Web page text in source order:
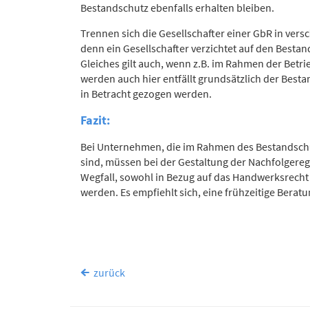
Bestandschutz ebenfalls erhalten bleiben.
Trennen sich die Gesellschafter einer GbR in
denn ein Gesellschafter verzichtet auf den
Gleiches gilt auch, wenn z.B. im Rahmen der
werden auch hier entfällt grundsätzlich der
in Betracht gezogen werden.
Fazit:
Bei Unternehmen, die im Rahmen des
sind, müssen bei der Gestaltung der
Wegfall, sowohl in Bezug auf das
werden. Es empfiehlt sich, eine frühzeitige
zurück